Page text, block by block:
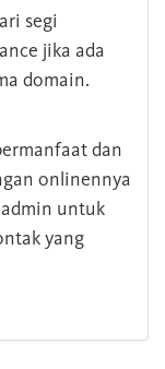
segi
jika ada
domain.
dan
onlinennya
untuk
yang